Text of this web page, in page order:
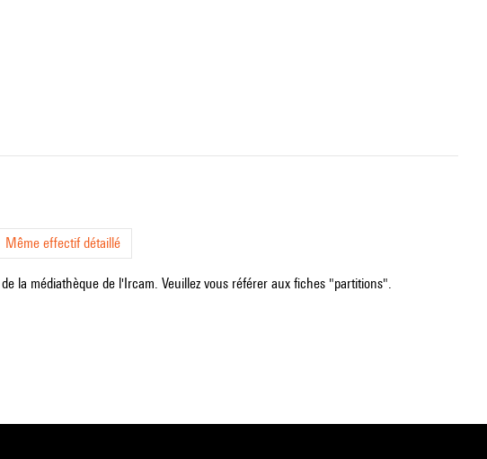
Même effectif détaillé
la médiathèque de l'Ircam. Veuillez vous référer aux fiches "partitions".